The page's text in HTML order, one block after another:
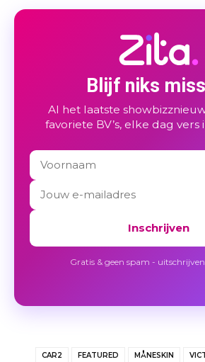
Blijf niks
Al het laatste
favoriete BV’s, elke dag vers
Inschrijven
Gratis & geen spam -
CAR2 FEATURED MÅNESKIN